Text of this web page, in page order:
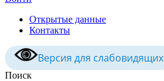
Открытые данные
Контакты
Версия для слабовидящих
Поиск